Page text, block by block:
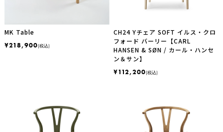
MK Table
¥218,900(税込)
CH24 Yチェア SOFT イルス・クロ
フォード バーリー【CARL
HANSEN & SØN / カール・ハンセ
ン＆サン】
¥112,200(税込)